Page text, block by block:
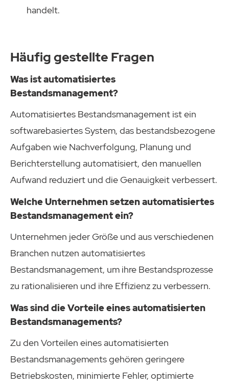
handelt.
Häufig gestellte Fragen
Was ist automatisiertes
Bestandsmanagement?
Automatisiertes Bestandsmanagement ist ein
softwarebasiertes System, das bestandsbezogene
Aufgaben wie Nachverfolgung, Planung und
Berichterstellung automatisiert, den manuellen
Aufwand reduziert und die Genauigkeit verbessert.
Welche Unternehmen setzen automatisiertes
Bestandsmanagement ein?
Unternehmen jeder Größe und aus verschiedenen
Branchen nutzen automatisiertes
Bestandsmanagement, um ihre Bestandsprozesse
zu rationalisieren und ihre Effizienz zu verbessern.
Was sind die Vorteile eines automatisierten
Bestandsmanagements?
Zu den Vorteilen eines automatisierten
Bestandsmanagements gehören geringere
Betriebskosten, minimierte Fehler, optimierte